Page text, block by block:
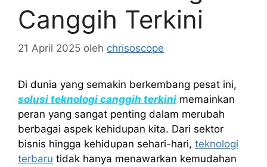
Canggih Terkini
21 April 2025 oleh chrisoscope
Di dunia yang semakin berkembang pesat ini,
solusi teknologi canggih terkini memainkan
peran yang sangat penting dalam merubah
berbagai aspek kehidupan kita. Dari sektor
bisnis hingga kehidupan sehari-hari, teknologi
terbaru tidak hanya menawarkan kemudahan